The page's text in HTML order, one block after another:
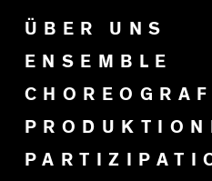
ÜBER UNS
ENSEMBLE